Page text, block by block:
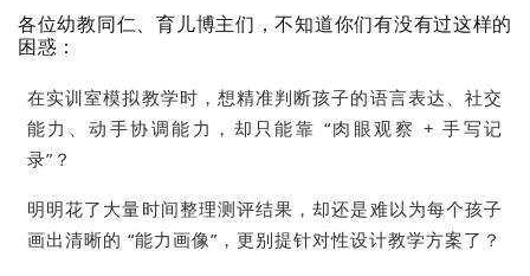
各位幼教同仁、育儿博主们，不知道你们有没有过这样的
困惑：
在实训室模拟教学时，想精准判断孩子的语言表达、社交
能力、动手协调能力，却只能靠 “肉眼观察 + 手写记
录”？
明明花了大量时间整理测评结果，却还是难以为每个孩子
画出清晰的 “能力画像”，更别提针对性设计教学方案了？